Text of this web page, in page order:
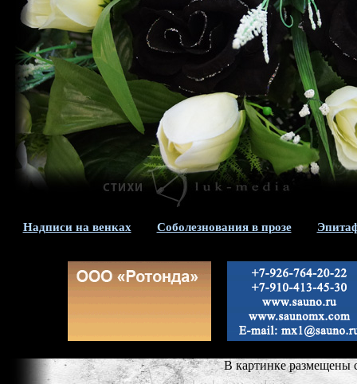
Надписи на венках Соболезнования в прозе
В картинке размещены